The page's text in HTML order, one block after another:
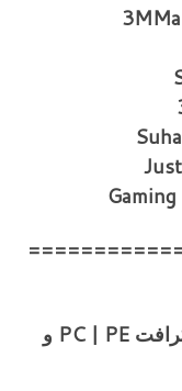
افضل استضافة سيرفرات ماين كرافت PC | PE و